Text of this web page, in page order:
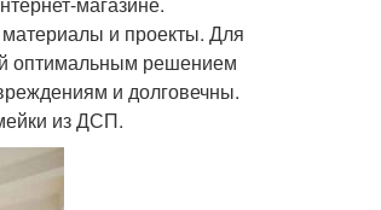
и проекты. Для
оптимальным решением
и долговечны.
из ДСП.